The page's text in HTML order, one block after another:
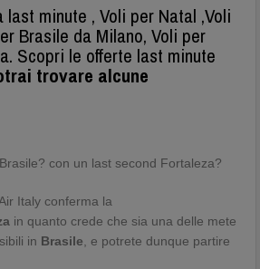
minute , Voli per Natal ,Voli
Brasile da Milano, Voli per
Scopri le offerte last minute
trovare alcune
con un last second Fortaleza?
Italy conferma la
in quanto crede che sia una delle mete
in Brasile , e potrete dunque partire